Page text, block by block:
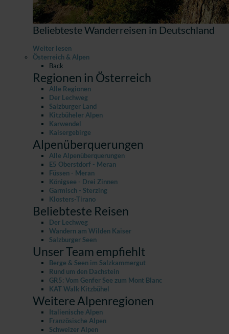
Beliebteste Wanderreisen in Deutschland
Weiter lesen
Österreich & Alpen
Back
Regionen in Österreich
Alle Regionen
Der Lechweg
Salzburger Land
Kitzbüheler Alpen
Karwendel
Kaisergebirge
Alpenüberquerungen
Alle Alpenüberquerungen
E5 Oberstdorf - Meran
Füssen - Meran
Königsee - Drei Zinnen
Garmisch - Sterzing
Klosters-Tirano
Beliebteste Reisen
Der Lechweg
Wandern am Wilden Kaiser
Salzburger Seen
Unser Team empfiehlt
Berge & Seen im Salzkammergut
Rund um den Dachstein
GR5: Vom Genfer See zum Mont Blanc
KAT Walk Kitzbühel
Weitere Alpenregionen
Italienische Alpen
Französische Alpen
Schweizer Alpen